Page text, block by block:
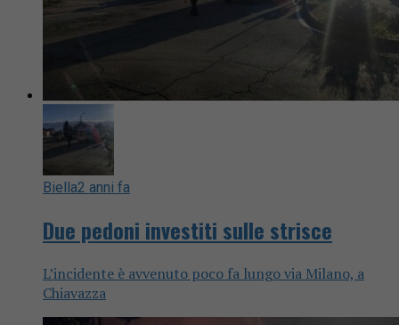
Biella2 anni fa
Due pedoni investiti sulle strisce
L’incidente è avvenuto poco fa lungo via Milano, a
Chiavazza